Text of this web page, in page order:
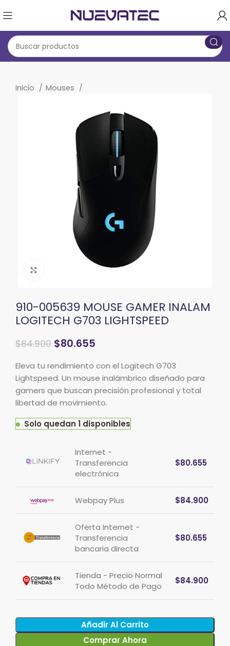
Inicio Mouses
Clic para ampliar
910-005639 MOUSE GAMER INALAM
LOGITECH G703 LIGHTSPEED
$84.900 $80.655
Eleva tu rendimiento con el Logitech G703
Lightspeed. Un mouse inalámbrico diseñado para
gamers que buscan precisión profesional y total
libertad de movimiento.
Solo quedan 1 disponibles
Internet -
Transferencia
electrónica
$80.655
Webpay Plus $84.900
Oferta Internet -
Transferencia
bancaria directa
$80.655
Tienda - Precio Normal
Todo Método de Pago
$84.900
Añadir Al Carrito
Comprar Ahora